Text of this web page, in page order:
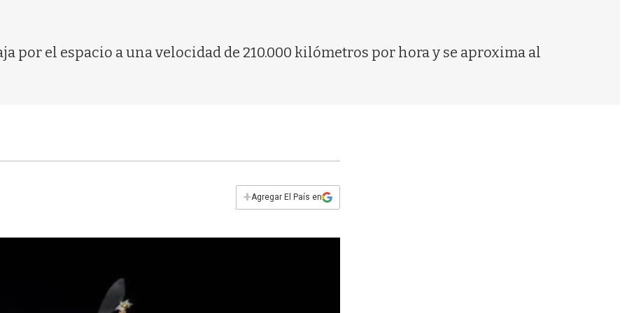
por el espacio a una velocidad de 210.000 kilómetros por hora y se aproxima al
+Agregar El País en